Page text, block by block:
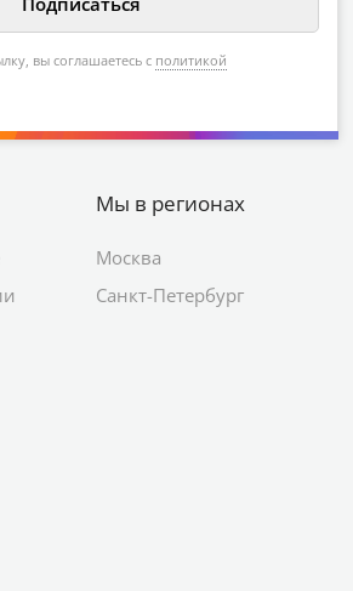
вы соглашаетесь с политикой
Мы в регионах
Москва
Санкт-Петербург